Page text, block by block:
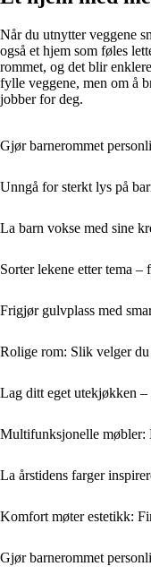
Når du utnytter veggene
også et hjem som føles
rommet, og det blir
fylle veggene, men om å
jobber for deg.
Gjør barnerommet
Unngå for sterkt lys på
La barn vokse med sine
Sorter lekene etter tema –
Frigjør gulvplass med
Rolige rom: Slik velger du
Lag ditt eget utekjøkken
Multifunksjonelle møbler:
La årstidens farger
Komfort møter estetikk:
Gjør barnerommet